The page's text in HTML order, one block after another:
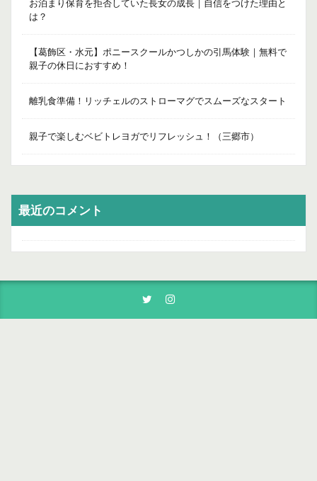
お泊まり保育を拒否していた長女の成長｜自信をつけた理由と
は？
【葛飾区・水元】ポニースクールかつしかの引馬体験｜無料で
親子の休日におすすめ！
離乳食準備！リッチェルのストローマグでスムーズなスタート
親子で楽しむベビトレヨガでリフレッシュ！（三郷市）
最近のコメント